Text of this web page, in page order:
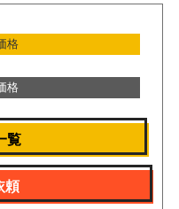
格
格
覧
頼